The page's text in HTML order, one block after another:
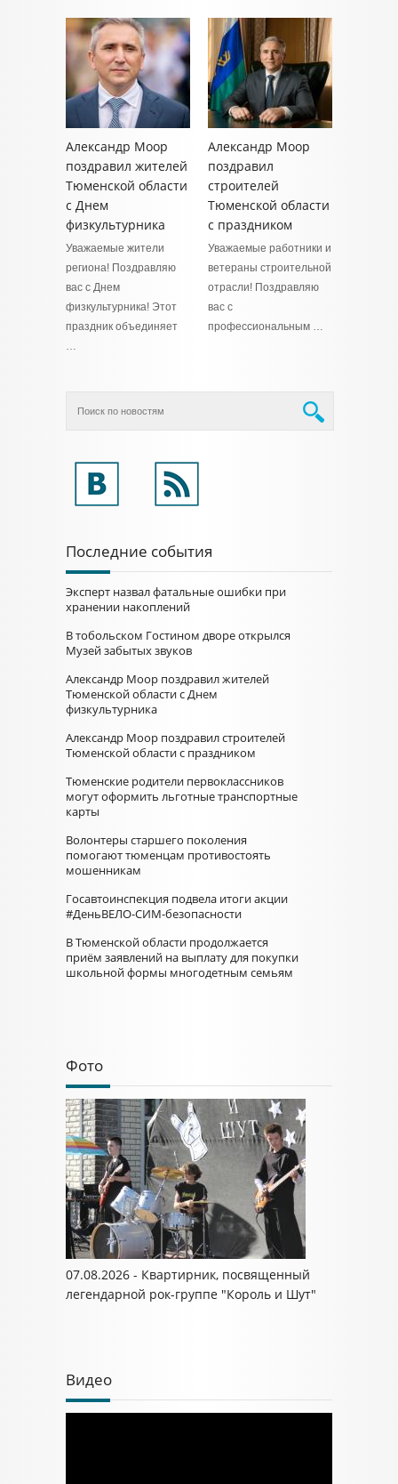
Александр Моор
поздравил жителей
Тюменской области
с Днем
физкультурника
Уважаемые жители
региона! Поздравляю
вас с Днем
физкультурника! Этот
праздник объединяет
…
Александр Моор
поздравил
строителей
Тюменской области
с праздником
Уважаемые работники и
ветераны строительной
отрасли! Поздравляю
вас с
профессиональным …
Последние события
Эксперт назвал фатальные ошибки при
хранении накоплений
В тобольском Гостином дворе открылся
Музей забытых звуков
Александр Моор поздравил жителей
Тюменской области с Днем
физкультурника
Александр Моор поздравил строителей
Тюменской области с праздником
Тюменские родители первоклассников
могут оформить льготные транспортные
карты
Волонтеры старшего поколения
помогают тюменцам противостоять
мошенникам
Госавтоинспекция подвела итоги акции
#ДеньВЕЛО-СИМ-безопасности
В Тюменской области продолжается
приём заявлений на выплату для покупки
школьной формы многодетным семьям
Фото
07.08.2026 - Квартирник, посвященный
легендарной рок-группе "Король и Шут"
Видео